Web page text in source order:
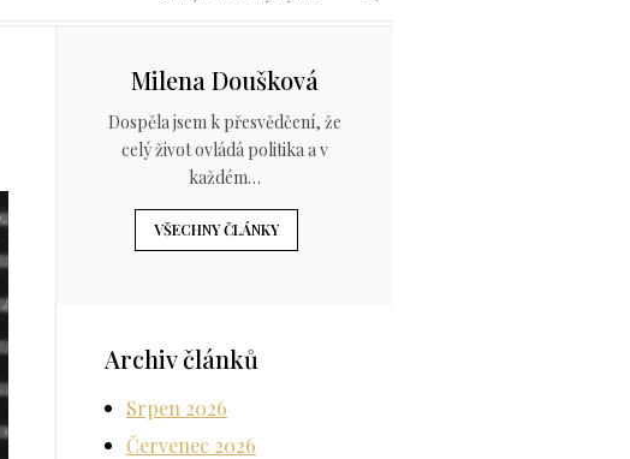
Milena Doušková
Dospěla jsem k přesvědčení, že
celý život ovládá politika a v
každém…
VŠECHNY ČLÁNKY
Archiv článků
Srpen 2026
Červenec 2026